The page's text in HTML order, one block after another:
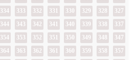
327
328
329
330
331
332
333
334
337
338
339
340
341
342
343
344
347
348
349
350
351
352
353
354
357
358
359
360
361
362
363
364